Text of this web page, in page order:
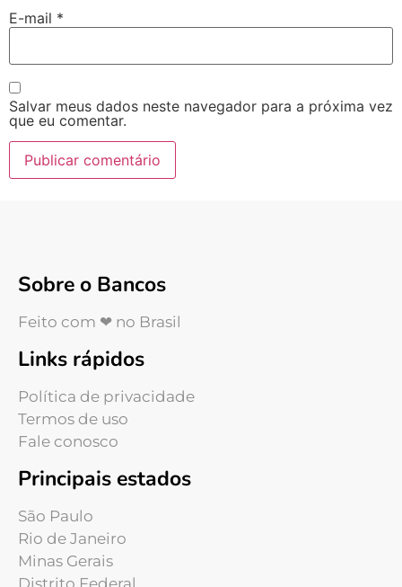
E-mail *
Salvar meus dados neste navegador para a próxima vez
que eu comentar.
Sobre o Bancos
Feito com ❤ no Brasil
Links rápidos
Política de privacidade
Termos de uso
Fale conosco
Principais estados
São Paulo
Rio de Janeiro
Minas Gerais